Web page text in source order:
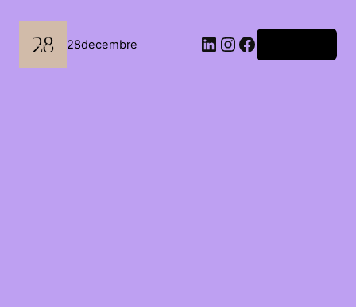
contenu
28decembre LinkedIn
Instagram
Facebook